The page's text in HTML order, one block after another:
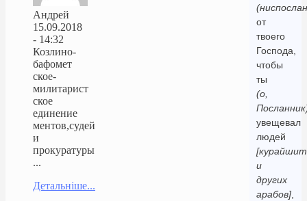
от
твоего
Господа,
чтобы
ты
(о,
увещевал
людей
и
других
арабов],
Андрей
15.09.2018
- 14:32
Козлино-
бафомет
ское-
милитарист
ское
единение
ментов,судей
и
прокуратуры
...
Детальніше...